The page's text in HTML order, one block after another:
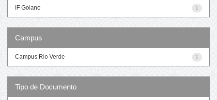
1
IF Goiano
Campus
1
Campus Rio Verde
Tipo de Documento